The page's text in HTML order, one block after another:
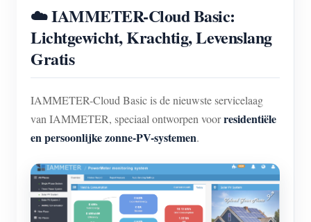
☁️ IAMMETER-Cloud Basic:
Lichtgewicht, Krachtig, Levenslang
Gratis
IAMMETER-Cloud Basic is de nieuwste servicelaag
van IAMMETER, speciaal ontworpen voorresidentiële
en persoonlijke zonne-PV-systemen.